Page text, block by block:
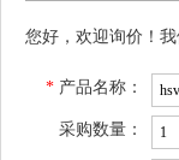
您好，欢迎询价！
* 产品名称：
采购数量：